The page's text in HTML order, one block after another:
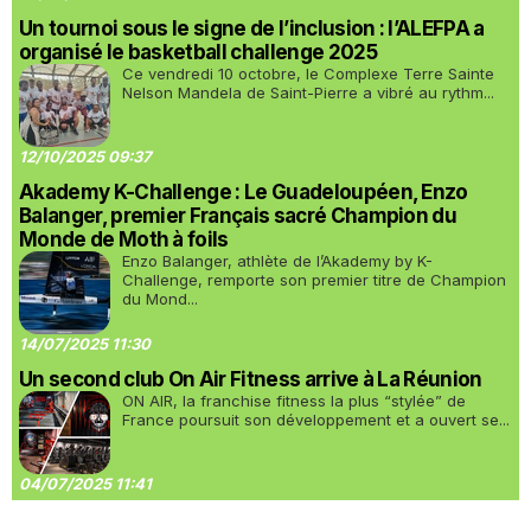
Un tournoi sous le signe de l’inclusion : l’ALEFPA a
organisé le basketball challenge 2025
Ce vendredi 10 octobre, le Complexe Terre Sainte
Nelson Mandela de Saint-Pierre a vibré au rythm...
12/10/2025 09:37
Akademy K-Challenge : Le Guadeloupéen, Enzo
Balanger, premier Français sacré Champion du
Monde de Moth à foils
Enzo Balanger, athlète de l’Akademy by K-
Challenge, remporte son premier titre de Champion
du Mond...
14/07/2025 11:30
Un second club On Air Fitness arrive à La Réunion
ON AIR, la franchise fitness la plus “stylée” de
France poursuit son développement et a ouvert se...
04/07/2025 11:41